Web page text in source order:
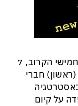
אכיפת הגבלות התו הירוק תחל ביום חמישי הקרוב, 7
הערב (ראשון) חברי
על קיום